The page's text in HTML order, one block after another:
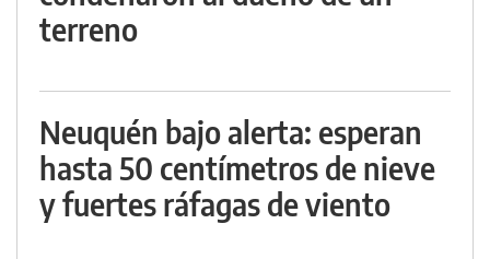
terreno
Neuquén bajo alerta: esperan
hasta 50 centímetros de nieve
y fuertes ráfagas de viento